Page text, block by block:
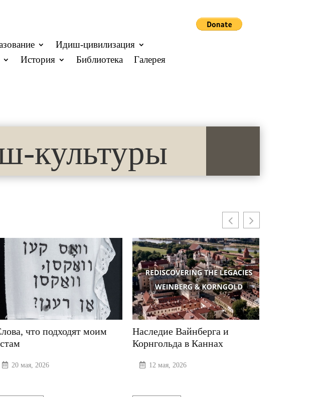
Идиш-цивилизация
История Библиотека
Галерея
культуры
подходят моим
2026
Наследие Вайнберга и
Корнгольда в Каннах
12 мая, 2026